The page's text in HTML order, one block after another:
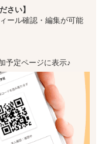
さい】
ール確認・編集が可能
予定ページに表示♪